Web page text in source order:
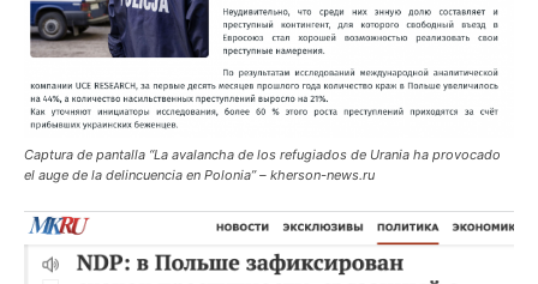
Captura de pantalla “La avalancha de los refugiados de Urania ha provocado
el auge de la delincuencia en Polonia” – kherson-news.ru